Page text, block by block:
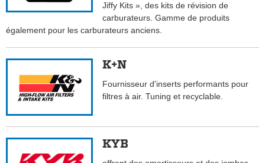
Jiffy Kits », des kits de révision de
carburateurs. Gamme de produits
également pour les carburateurs anciens.
K+N
Fournisseur d'inserts performants pour
filtres à air. Tuning et recyclable.
KYB